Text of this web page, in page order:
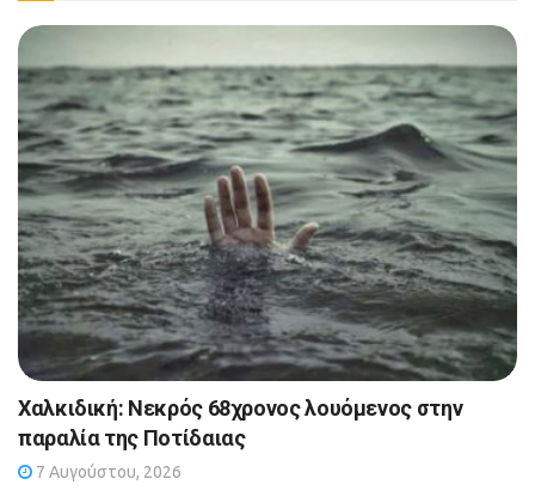
Χαλκιδική: Νεκρός 68χρονος λουόμενος στην
παραλία της Ποτίδαιας
7 Αυγούστου, 2026